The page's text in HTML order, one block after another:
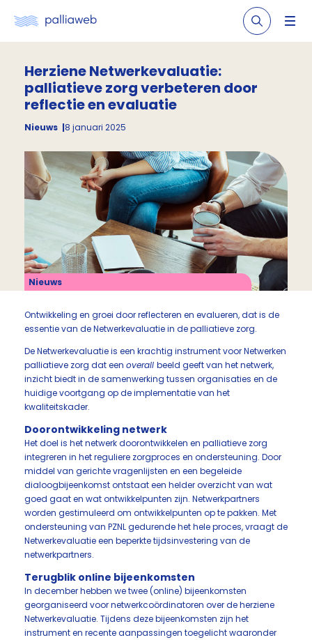
Herziene Netwerkevaluatie:
palliatieve zorg verbeteren door
reflectie en evaluatie
Nieuws 8 januari 2025
Nieuws
Ontwikkeling en groei door reflecteren en evalueren, dat is de
essentie van de Netwerkevaluatie in de palliatieve zorg.
De Netwerkevaluatie is een krachtig instrument voor Netwerken
palliatieve zorg dat een overall beeld geeft van het netwerk,
inzicht biedt in de samenwerking tussen organisaties en de
huidige voortgang op de implementatie van het
kwaliteitskader.
Doorontwikkeling netwerk
Het doel is het netwerk doorontwikkelen en palliatieve zorg
integreren in het reguliere zorgproces en ondersteuning. Door
middel van gerichte vragenlijsten en een begeleide
dialoogbijeenkomst ontstaat een helder overzicht van wat
goed gaat en wat ontwikkelpunten zijn. Netwerkpartners
worden gestimuleerd om ontwikkelpunten op te pakken. Met
ondersteuning van PZNL gedurende het hele proces, vraagt de
Netwerkevaluatie een beperkte tijdsinvestering van de
netwerkpartners.
Terugblik online bijeenkomsten
In december hebben we twee (online) bijeenkomsten
georganiseerd voor netwerkcoördinatoren over de herziene
Netwerkevaluatie. Tijdens deze bijeenkomsten zijn het
instrument en recente aanpassingen toegelicht waaronder